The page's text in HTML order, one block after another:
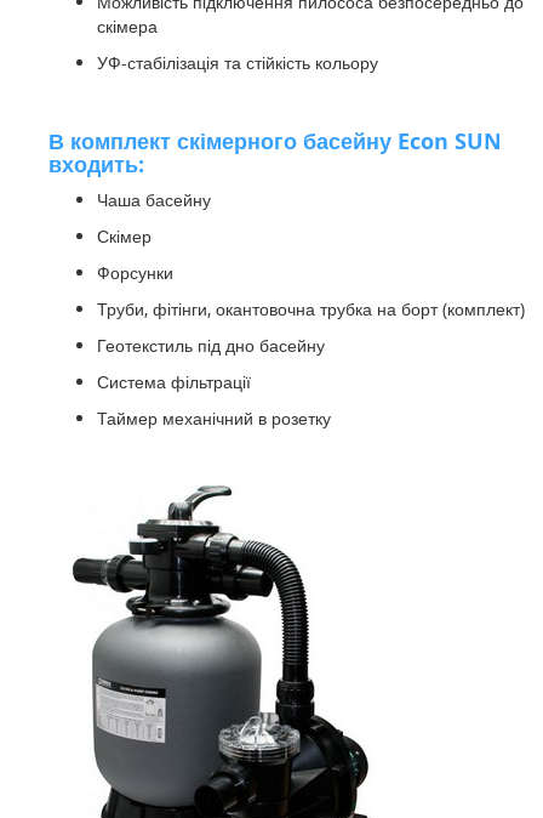
скімера
УФ-стабілізація та стійкість кольору
В комплект скімерного басейну Econ SUN
входить:
Чаша басейну
Скімер
Форсунки
Труби, фітінги, окантовочна трубка на борт (комплект)
Геотекстиль під дно басейну
Система фільтрації
Таймер механічний в розетку